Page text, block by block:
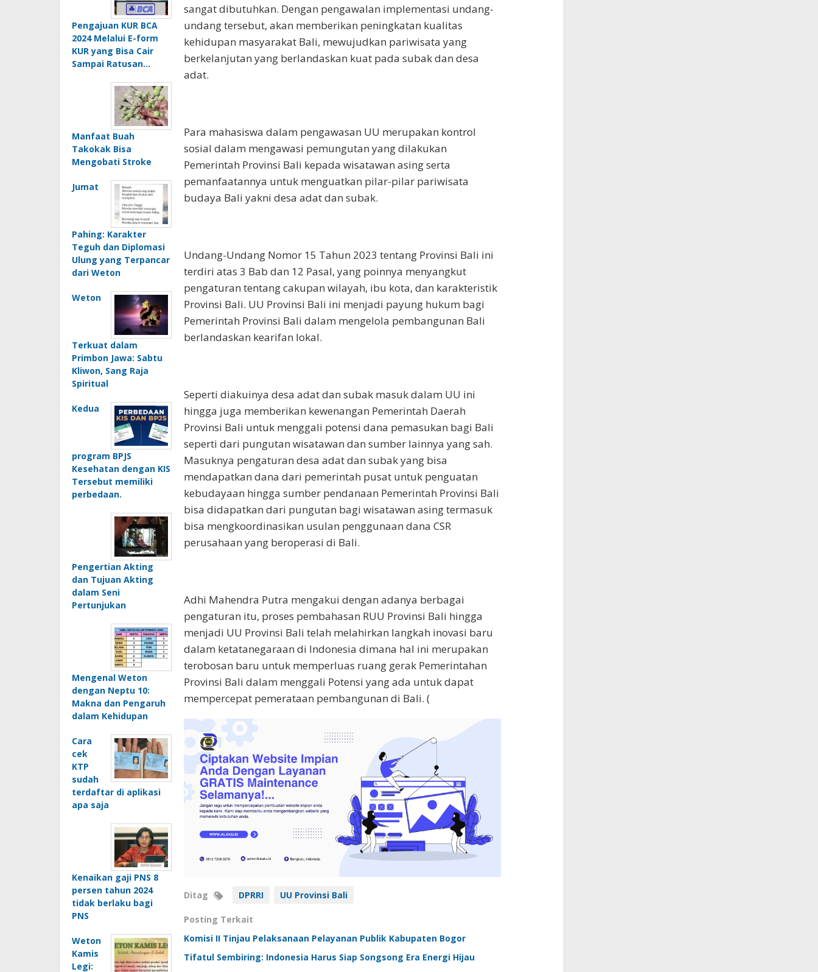
Pengajuan KUR BCA
2024 Melalui E-form
KUR yang Bisa Cair
Sampai Ratusan…
Manfaat Buah
Takokak Bisa
Mengobati Stroke
Jumat
Pahing: Karakter
Teguh dan Diplomasi
Ulung yang Terpancar
dari Weton
Weton
Terkuat dalam
Primbon Jawa: Sabtu
Kliwon, Sang Raja
Spiritual
Kedua
program BPJS
Kesehatan dengan KIS
Tersebut memiliki
perbedaan.
Pengertian Akting
dan Tujuan Akting
dalam Seni
Pertunjukan
Mengenal Weton
dengan Neptu 10:
Makna dan Pengaruh
dalam Kehidupan
Cara
cek
KTP
sudah
terdaftar di aplikasi
apa saja
Kenaikan gaji PNS 8
persen tahun 2024
tidak berlaku bagi
PNS
Weton
Kamis
Legi:
sangat dibutuhkan. Dengan pengawalan implementasi undang-
undang tersebut, akan memberikan peningkatan kualitas
kehidupan masyarakat Bali, mewujudkan pariwisata yang
berkelanjutan yang berlandaskan kuat pada subak dan desa
adat.
Para mahasiswa dalam pengawasan UU merupakan kontrol
sosial dalam mengawasi pemungutan yang dilakukan
Pemerintah Provinsi Bali kepada wisatawan asing serta
pemanfaatannya untuk menguatkan pilar-pilar pariwisata
budaya Bali yakni desa adat dan subak.
Undang-Undang Nomor 15 Tahun 2023 tentang Provinsi Bali ini
terdiri atas 3 Bab dan 12 Pasal, yang poinnya menyangkut
pengaturan tentang cakupan wilayah, ibu kota, dan karakteristik
Provinsi Bali. UU Provinsi Bali ini menjadi payung hukum bagi
Pemerintah Provinsi Bali dalam mengelola pembangunan Bali
berlandaskan kearifan lokal.
Seperti diakuinya desa adat dan subak masuk dalam UU ini
hingga juga memberikan kewenangan Pemerintah Daerah
Provinsi Bali untuk menggali potensi dana pemasukan bagi Bali
seperti dari pungutan wisatawan dan sumber lainnya yang sah.
Masuknya pengaturan desa adat dan subak yang bisa
mendapatkan dana dari pemerintah pusat untuk penguatan
kebudayaan hingga sumber pendanaan Pemerintah Provinsi Bali
bisa didapatkan dari pungutan bagi wisatawan asing termasuk
bisa mengkoordinasikan usulan penggunaan dana CSR
perusahaan yang beroperasi di Bali.
Adhi Mahendra Putra mengakui dengan adanya berbagai
pengaturan itu, proses pembahasan RUU Provinsi Bali hingga
menjadi UU Provinsi Bali telah melahirkan langkah inovasi baru
dalam ketatanegaraan di Indonesia dimana hal ini merupakan
terobosan baru untuk memperluas ruang gerak Pemerintahan
Provinsi Bali dalam menggali Potensi yang ada untuk dapat
mempercepat pemerataan pembangunan di Bali. (
Ditag DPRRI UU Provinsi Bali
Posting Terkait
Komisi II Tinjau Pelaksanaan Pelayanan Publik Kabupaten Bogor
Tifatul Sembiring: Indonesia Harus Siap Songsong Era Energi Hijau